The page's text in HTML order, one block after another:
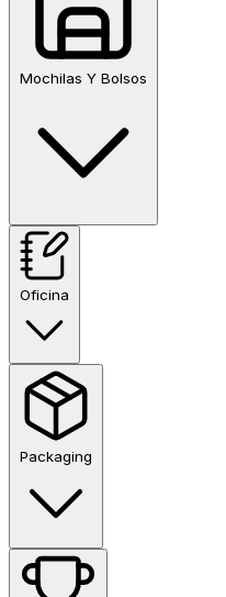
Mochilas Y Bolsos
Oficina
Packaging